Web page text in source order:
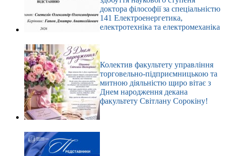
доктора філософії за спеціальністю
141 Електроенергетика,
електротехніка та електромеханіка
Колектив факультету управління
торговельно-підприємницькою та
митною діяльністю щиро вітає з
Днем народження декана
факультету Світлану Сорокіну!